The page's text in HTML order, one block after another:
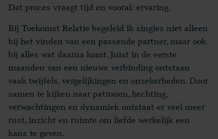
Dat proces vraagt tijd en vooral: ervaring.
Bij Toekomst Relatie begeleid ik singles niet alleen
bij het vinden van een passende partner, maar ook
bij alles wat daarna komt. Juist in de eerste
maanden van een nieuwe verbinding ontstaan
vaak twijfels, vergelijkingen en onzekerheden. Door
samen te kijken naar patronen, hechting,
verwachtingen en dynamiek ontstaat er veel meer
rust, inzicht en ruimte om liefde werkelijk een
kans te geven.